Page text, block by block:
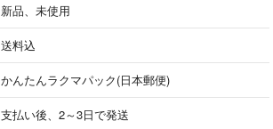
新品、未使用
送料込
かんたんラクマパック(日本郵便)
支払い後、2～3日で発送